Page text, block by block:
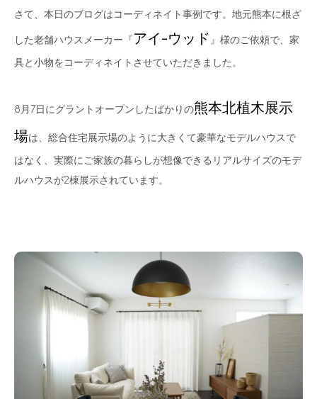
さて、本日のブログはコーディネイト事例です。地元熊本に根ざ
した老舗ハウスメーカー『アイ-ウッド 』様のご依頼で、家
具と小物をコーディネイトさせていただきました。
8月7日にグラントオープンしたばかりの熊本北植木展示
場は、総合住宅展示場のように大きくて豪華なモデルハウスで
はなく、実際にご家族の暮らしが想像できるリアルサイズのモデ
ルハウスが2棟展示されています。